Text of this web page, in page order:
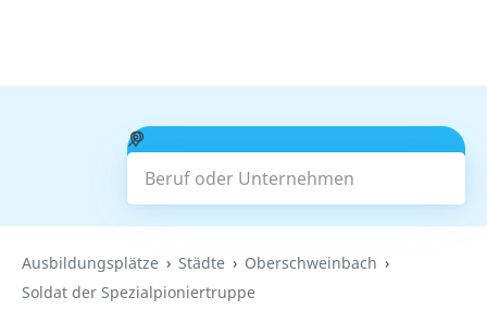
Beruf oder Unternehmen
Suchen
Ausbildungsplätze Städte
Oberschweinbach
Soldat der Spezialpioniertruppe